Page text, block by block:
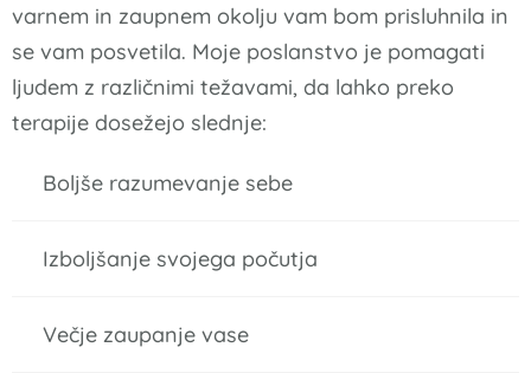
varnem in zaupnem okolju vam bom prisluhnila in
se vam posvetila. Moje poslanstvo je pomagati
ljudem z različnimi težavami, da lahko preko
terapije dosežejo slednje:
Boljše razumevanje sebe
Izboljšanje svojega počutja
Večje zaupanje vase